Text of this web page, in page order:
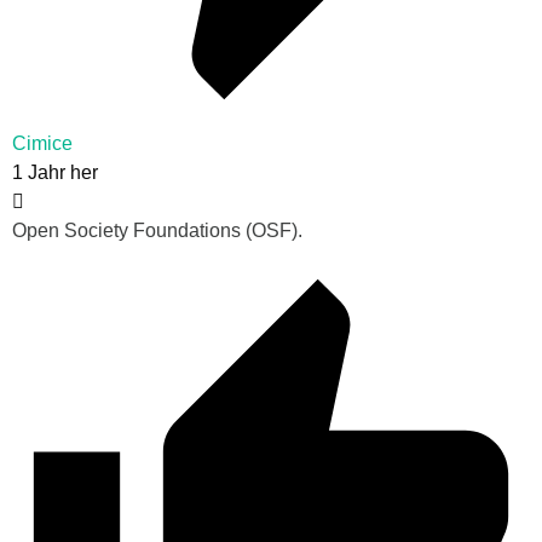
Cimice
1 Jahr her
Open Society Foundations (OSF).